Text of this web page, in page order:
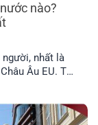
nào?
nhất là
Âu EU. Tuy
Hãy cùng